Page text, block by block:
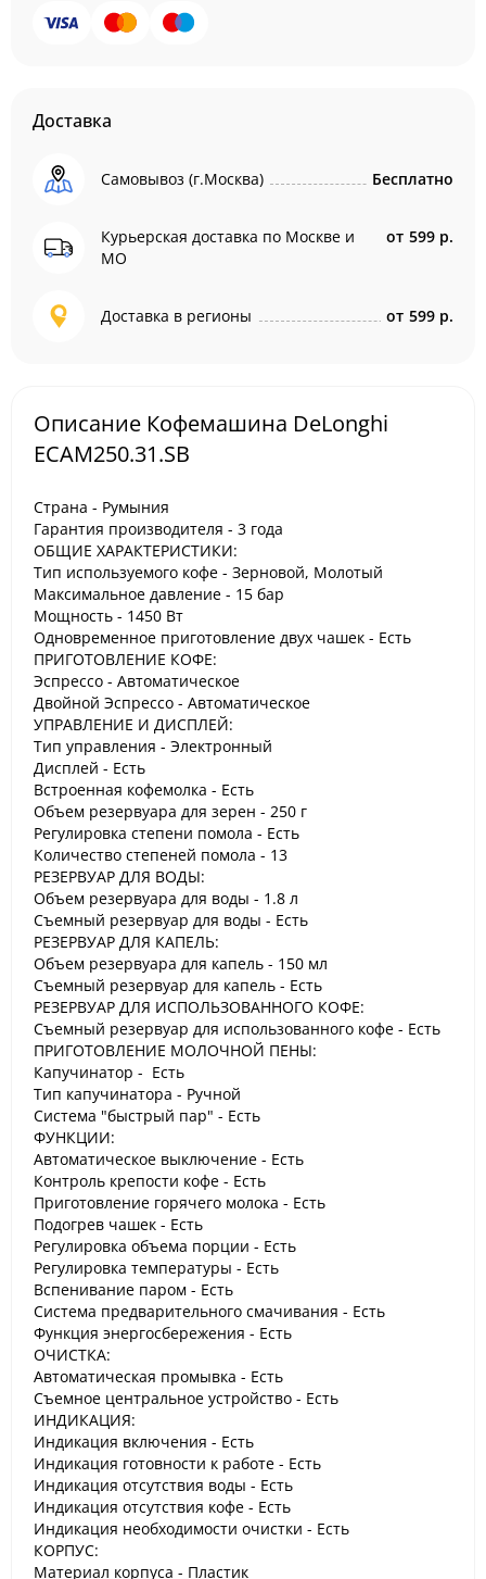
Доставка
Самовывоз (г.Москва) Бесплатно
Курьерская доставка по Москве и
МО
от 599 р.
Доставка в регионы от 599 р.
Описание Кофемашина DeLonghi
ECAM250.31.SB
Страна - Румыния
Гарантия производителя - 3 года
ОБЩИЕ ХАРАКТЕРИСТИКИ:
Тип используемого кофе - Зерновой, Молотый
Максимальное давление - 15 бар
Мощность - 1450 Вт
Одновременное приготовление двух чашек - Есть
ПРИГОТОВЛЕНИЕ КОФЕ:
Эспрессо - Автоматическое
Двойной Эспрессо - Автоматическое
УПРАВЛЕНИЕ И ДИСПЛЕЙ:
Тип управления - Электронный
Дисплей - Есть
Встроенная кофемолка - Есть
Объем резервуара для зерен - 250 г
Регулировка степени помола - Есть
Количество степеней помола - 13
РЕЗЕРВУАР ДЛЯ ВОДЫ:
Объем резервуара для воды - 1.8 л
Съемный резервуар для воды - Есть
РЕЗЕРВУАР ДЛЯ КАПЕЛЬ:
Объем резервуара для капель - 150 мл
Съемный резервуар для капель - Есть
РЕЗЕРВУАР ДЛЯ ИСПОЛЬЗОВАННОГО КОФЕ:
Съемный резервуар для использованного кофе - Есть
ПРИГОТОВЛЕНИЕ МОЛОЧНОЙ ПЕНЫ:
Капучинатор - Есть
Тип капучинатора - Ручной
Система "быстрый пар" - Есть
ФУНКЦИИ:
Автоматическое выключение - Есть
Контроль крепости кофе - Есть
Приготовление горячего молока - Есть
Подогрев чашек - Есть
Регулировка объема порции - Есть
Регулировка температуры - Есть
Вспенивание паром - Есть
Система предварительного смачивания - Есть
Функция энергосбережения - Есть
ОЧИСТКА:
Автоматическая промывка - Есть
Съемное центральное устройство - Есть
ИНДИКАЦИЯ:
Индикация включения - Есть
Индикация готовности к работе - Есть
Индикация отсутствия воды - Есть
Индикация отсутствия кофе - Есть
Индикация необходимости очистки - Есть
КОРПУС:
Материал корпуса - Пластик